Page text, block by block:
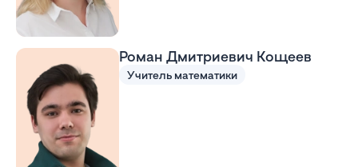
Роман Дмитриевич Кощеев
Учитель математики